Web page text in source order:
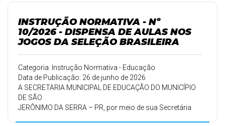
INSTRUÇÃO NORMATIVA - Nº
10/2026 - DISPENSA DE AULAS NOS
JOGOS DA SELEÇÃO BRASILEIRA
Categoria: Instrução Normativa - Educação
Data de Publicação: 26 de junho de 2026
A SECRETARIA MUNICIPAL DE EDUCAÇÃO DO MUNICÍPIO
DE SÃO
JERÔNIMO DA SERRA – PR, por meio de sua Secretária